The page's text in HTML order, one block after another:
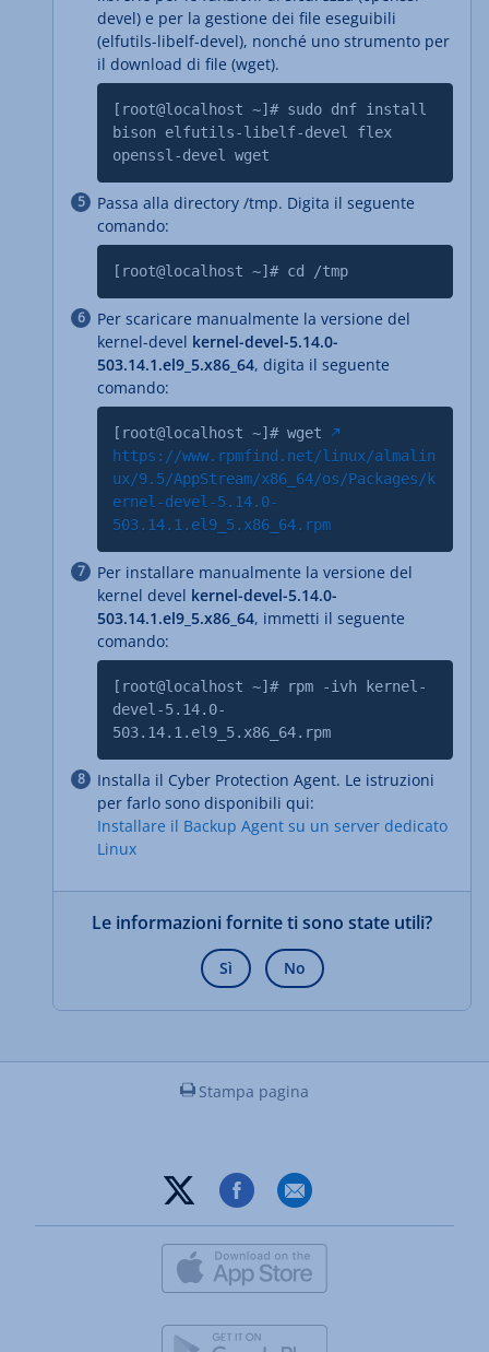
devel) e per la gestione dei file eseguibili
(elfutils-libelf-devel), nonché uno strumento per
il download di file (wget).
[root@localhost ~]# sudo dnf install
bison elfutils-libelf-devel flex
openssl-devel wget
Passa alla directory /tmp. Digita il seguente
comando:
[root@localhost ~]# cd /tmp
Per scaricare manualmente la versione del
kernel-devel kernel-devel-5.14.0-
503.14.1.el9_5.x86_64, digita il seguente
comando:
[root@localhost ~]# wget
https://www.rpmfind.net/linux/almalin
ux/9.5/AppStream/x86_64/os/Packages/k
ernel-devel-5.14.0-
503.14.1.el9_5.x86_64.rpm
Per installare manualmente la versione del
kernel devel kernel-devel-5.14.0-
503.14.1.el9_5.x86_64, immetti il seguente
comando:
[root@localhost ~]# rpm -ivh kernel-
devel-5.14.0-
503.14.1.el9_5.x86_64.rpm
Installa il Cyber Protection Agent. Le istruzioni
per farlo sono disponibili qui:
Installare il Backup Agent su un server dedicato
Linux
Le informazioni fornite ti sono state utili?
Sì No
Stampa pagina